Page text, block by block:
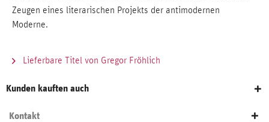
Zeugen eines literarischen Projekts der antimodernen
Moderne.
Lieferbare Titel von Gregor Fröhlich
Kunden kauften auch
Kontakt